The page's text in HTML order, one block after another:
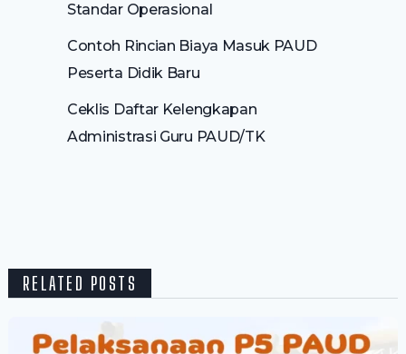
Standar Operasional
Contoh Rincian Biaya Masuk PAUD
Peserta Didik Baru
Ceklis Daftar Kelengkapan
Administrasi Guru PAUD/TK
RELATED POSTS